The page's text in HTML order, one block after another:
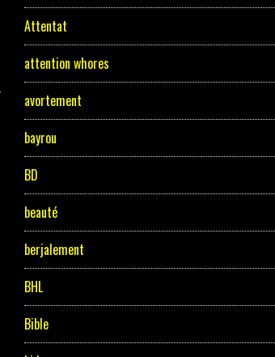
Attentat
attention whores
avortement
bayrou
BD
beauté
berjalement
BHL
Bible